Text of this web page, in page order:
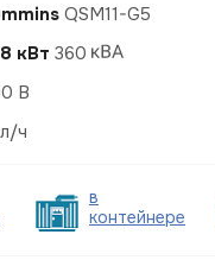
QSM11-G5
кВт 360
В
ч
в
контейнере